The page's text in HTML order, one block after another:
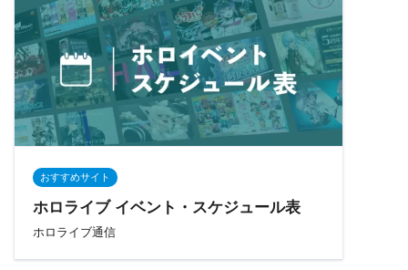
おすすめサイト
ホロライブ イベント・スケジュール表
ホロライブ通信